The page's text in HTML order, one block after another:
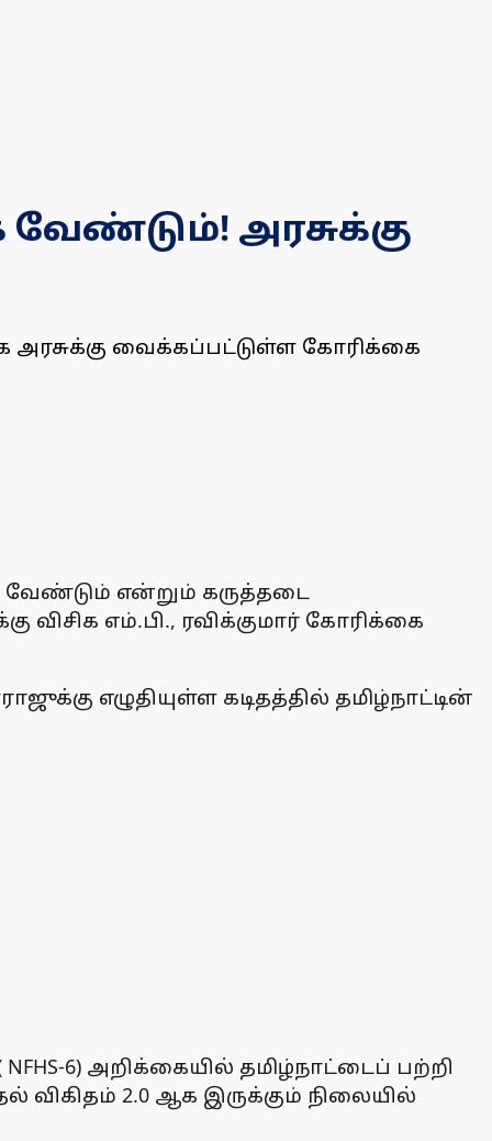
அரசுக்கு
வைக்கப்பட்டுள்ள கோரிக்கை
என்றும் கருத்தடை
எம்.பி., ரவிக்குமார் கோரிக்கை
எழுதியுள்ள கடிதத்தில் தமிழ்நாட்டின்
6) அறிக்கையில் தமிழ்நாட்டைப் பற்றி
விகிதம் 2.0 ஆக இருக்கும் நிலையில்